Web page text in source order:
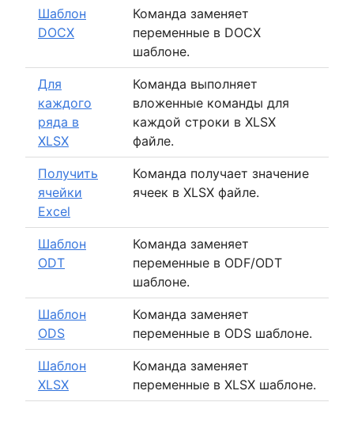
Шаблон
DOCX
Команда заменяет
переменные в DOCX
шаблоне.
Для
каждого
ряда в
XLSX
Команда выполняет
вложенные команды для
каждой строки в XLSX
файле.
Получить
ячейки
Excel
Команда получает значение
ячеек в XLSX файле.
Шаблон
ODT
Команда заменяет
переменные в ODF/ODT
шаблоне.
Шаблон
ODS
Команда заменяет
переменные в ODS шаблоне.
Шаблон
XLSX
Команда заменяет
переменные в XLSX шаблоне.